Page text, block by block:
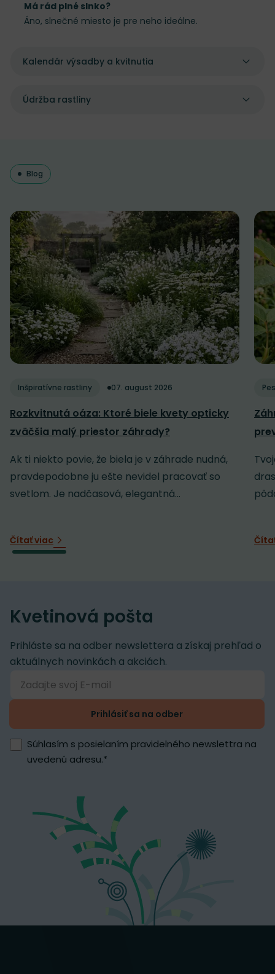
Má rád plné slnko?
Áno, slnečné miesto je pre neho ideálne.
Kalendár výsadby a kvitnutia
Údržba rastliny
Blog
Inšpiratívne rastliny 07. august 2026
Rozkvitnutá oáza: Ktoré biele kvety opticky
zväčšia malý priestor záhrady?
Ak ti niekto povie, že biela je v záhrade nudná,
pravdepodobne ju ešte nevidel pracovať so
svetlom. Je nadčasová, elegantná...
Čítať viac
Kvetinová pošta
Prihláste sa na odber newslettera a získaj prehľad o
aktuálnych novinkách a akciách.
Prihlásiť sa na odber
Súhlasím s posielaním pravidelného newslettra na
uvedenú adresu.*